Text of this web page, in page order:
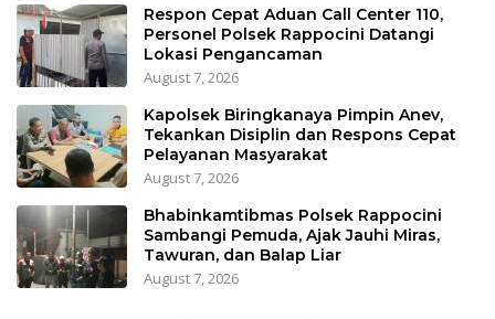
Respon Cepat Aduan Call Center 110,
Personel Polsek Rappocini Datangi
Lokasi Pengancaman
August 7, 2026
Kapolsek Biringkanaya Pimpin Anev,
Tekankan Disiplin dan Respons Cepat
Pelayanan Masyarakat
August 7, 2026
Bhabinkamtibmas Polsek Rappocini
Sambangi Pemuda, Ajak Jauhi Miras,
Tawuran, dan Balap Liar
August 7, 2026